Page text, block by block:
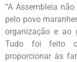
“A Assembleia
pelo povo
organização e ao
Tudo foi feito
proporcionar às